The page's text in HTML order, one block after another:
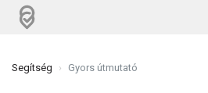
Segítség Gyors útmutató